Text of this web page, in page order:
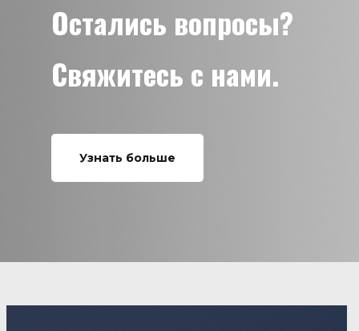
Остались вопросы?
Свяжитесь с нами.
Узнать больше